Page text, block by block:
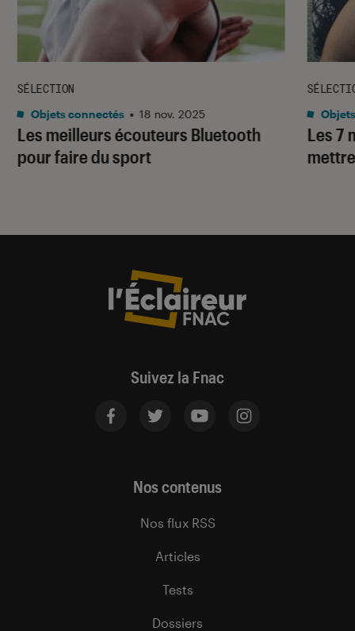
Les meilleurs écouteurs Bluetooth
pour faire du sport
SÉLECTION
Objets connectés • 18 nov. 2025
Les 7
Suivez la Fnac
Nos contenus
Nos flux RSS
Articles
Tests
Dossiers